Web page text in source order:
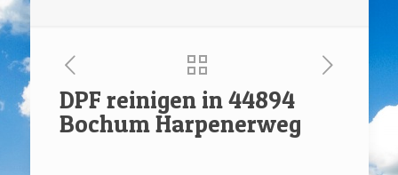
DPF reinigen in 44894
Bochum Harpenerweg